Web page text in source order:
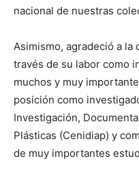
nacional de nuestras
Asimismo, agradeció a la
través de su labor como
muchos y muy
posición como
Investigación,
Plásticas (Cenidiap) y
de muy importantes